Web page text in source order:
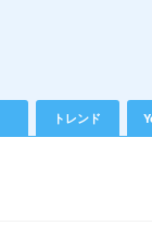
トレンド